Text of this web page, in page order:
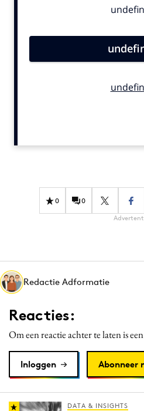
Contentmarketing
Effectiviteit
Gedragsverandering
Martech
Media
Merkstrategie
PR
Programmatic
Reputatie & crisis
0 0
Redactie Adformatie
Reacties:
Om een reactie achter te laten is
Inloggen Abonneer
DATA & INSIGHTS